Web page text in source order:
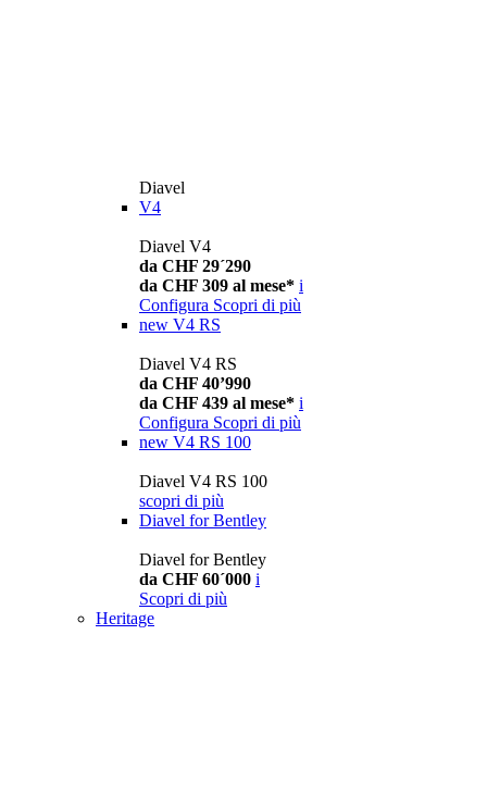
Diavel
V4
Diavel V4
da CHF 29´290
da CHF 309 al mese* i
Configura Scopri di più
new V4 RS
Diavel V4 RS
da CHF 40’990
da CHF 439 al mese* i
Configura Scopri di più
new V4 RS 100
Diavel V4 RS 100
scopri di più
Diavel for Bentley
Diavel for Bentley
da CHF 60´000 i
Scopri di più
Heritage